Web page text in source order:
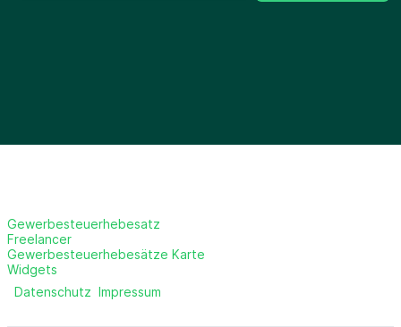
Gewerbesteuerhebesatz
Freelancer
Gewerbesteuerhebesätze Karte
Widgets
Datenschutz Impressum